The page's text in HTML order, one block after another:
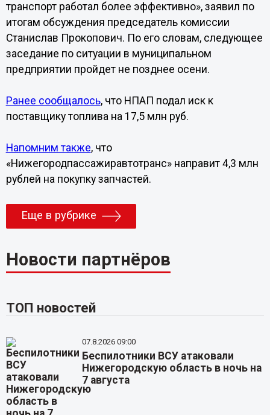
транспорт работал более эффективно», заявил по
итогам обсуждения председатель комиссии
Станислав Прокопович. По его словам, следующее
заседание по ситуации в муниципальном
предприятии пройдет не позднее осени.
Ранее сообщалось, что НПАП подал иск к
поставщику топлива на 17,5 млн руб.
Напомним также, что
«Нижегородпассажиравтотранс» направит 4,3 млн
рублей на покупку запчастей.
Еще в рубрике
Новости партнёров
ТОП новостей
07.8.2026 09:00
Беспилотники ВСУ атаковали
Нижегородскую область в ночь на
7 августа